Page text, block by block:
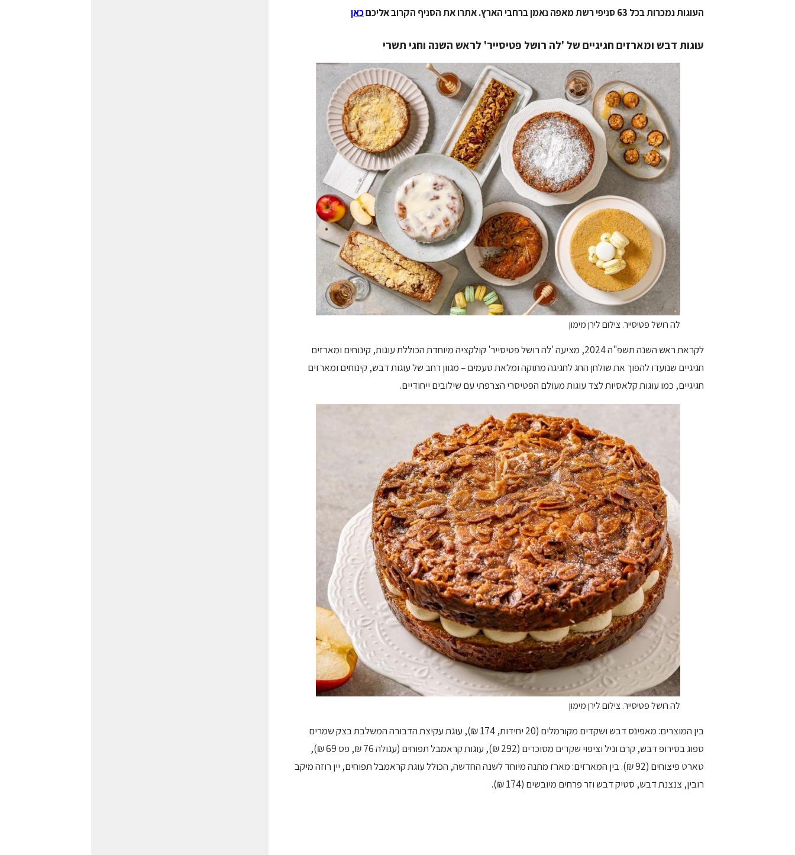
העוגות נמכרות בכל 63 סניפי רשת מאפה נאמן ברחבי הארץ. אתרו את הסניף הקרוב אליכם כאן
עוגות דבש ומארזים חגיגיים של 'לה רושל פטיסייר' לראש השנה וחגי תשרי
לה רושל פטיסייר. צילום לירן מימון
לקראת ראש השנה תשפ"ה 2024, מציעה 'לה רושל פטיסייר' קולקציה מיוחדת הכוללת עוגות, קינוחים ומארזים
חגיגיים שנועדו להפוך את שולחן החג לחגיגה מתוקה ומלאת טעמים – מגוון רחב של עוגות דבש, קינוחים ומארזים
חגיגיים, כמו עוגות קלאסיות לצד עוגות מעולם הפטיסרי הצרפתי עם שילובים ייחודיים.
לה רושל פטיסייר. צילום לירן מימון
בין המוצרים: מאפינס דבש ושקדים מקורמלים (20 יחידות, 174 ₪), עוגת עקיצת הדבורה המשלבת בצק שמרים
ספוג בסירופ דבש, קרם וניל וציפוי שקדים מסוכרים (292 ₪), עוגות קראמבל תפוחים (עגולה 76 ₪, פס 69 ₪),
טארט פיצוחים (92 ₪). בין המארזים: מארז מתנה מיוחד לשנה החדשה, הכולל עוגת קראמבל תפוחים, יין רוזה מיקב
רובין, צנצנת דבש, סטיק דבש וזר פרחים מיובשים (174 ₪).